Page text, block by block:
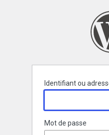
Identifiant ou
Mot de passe